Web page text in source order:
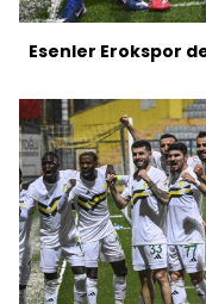
Esenler Erokspor